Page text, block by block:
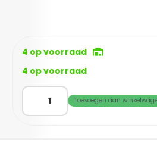
4 op voorraad
4 op voorraad
HQ
XL
Toevoegen aan